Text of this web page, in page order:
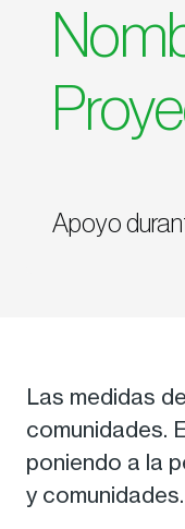
Apoyo
Las medidas
comunidades.
poniendo a la
y comunidades.